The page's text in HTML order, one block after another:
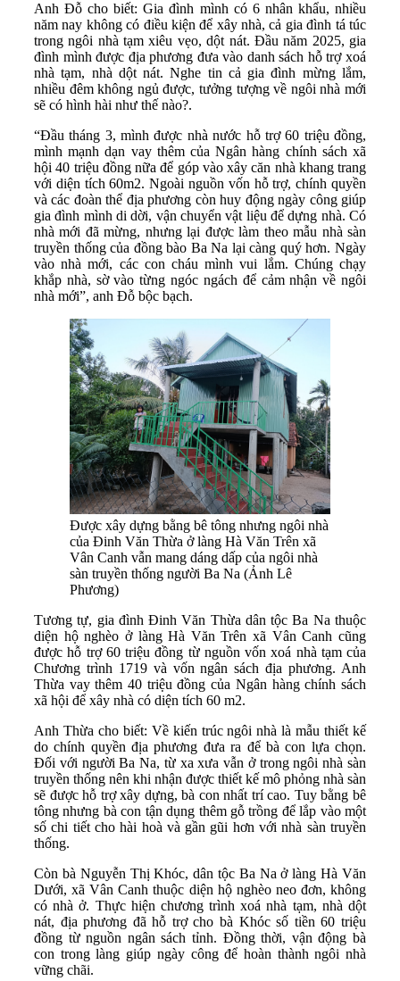
Anh Đỗ cho biết: Gia đình mình có 6 nhân khẩu, nhiều
năm nay không có điều kiện để xây nhà, cả gia đình tá túc
trong ngôi nhà tạm xiêu vẹo, dột nát. Đầu năm 2025, gia
đình mình được địa phương đưa vào danh sách hỗ trợ xoá
nhà tạm, nhà dột nát. Nghe tin cả gia đình mừng lắm,
nhiều đêm không ngủ được, tưởng tượng về ngôi nhà mới
sẽ có hình hài như thế nào?.
“Đầu tháng 3, mình được nhà nước hỗ trợ 60 triệu đồng,
mình mạnh dạn vay thêm của Ngân hàng chính sách xã
hội 40 triệu đồng nữa để góp vào xây căn nhà khang trang
với diện tích 60m2. Ngoài nguồn vốn hỗ trợ, chính quyền
và các đoàn thể địa phương còn huy động ngày công giúp
gia đình mình di dời, vận chuyển vật liệu để dựng nhà. Có
nhà mới đã mừng, nhưng lại được làm theo mẫu nhà sàn
truyền thống của đồng bào Ba Na lại càng quý hơn. Ngày
vào nhà mới, các con cháu mình vui lắm. Chúng chạy
khắp nhà, sờ vào từng ngóc ngách để cảm nhận về ngôi
nhà mới”, anh Đỗ bộc bạch.
Được xây dựng bằng bê tông nhưng ngôi nhà
của Đinh Văn Thừa ở làng Hà Văn Trên xã
Vân Canh vẫn mang dáng dấp của ngôi nhà
sàn truyền thống người Ba Na (Ảnh Lê
Phương)
Tương tự, gia đình Đinh Văn Thừa dân tộc Ba Na thuộc
diện hộ nghèo ở làng Hà Văn Trên xã Vân Canh cũng
được hỗ trợ 60 triệu đồng từ nguồn vốn xoá nhà tạm của
Chương trình 1719 và vốn ngân sách địa phương. Anh
Thừa vay thêm 40 triệu đồng của Ngân hàng chính sách
xã hội để xây nhà có diện tích 60 m2.
Anh Thừa cho biết: Về kiến trúc ngôi nhà là mẫu thiết kế
do chính quyền địa phương đưa ra để bà con lựa chọn.
Đối với người Ba Na, từ xa xưa vẫn ở trong ngôi nhà sàn
truyền thống nên khi nhận được thiết kế mô phỏng nhà sàn
sẽ được hỗ trợ xây dựng, bà con nhất trí cao. Tuy bằng bê
tông nhưng bà con tận dụng thêm gỗ trồng để lắp vào một
số chi tiết cho hài hoà và gần gũi hơn với nhà sàn truyền
thống.
Còn bà Nguyễn Thị Khóc, dân tộc Ba Na ở làng Hà Văn
Dưới, xã Vân Canh thuộc diện hộ nghèo neo đơn, không
có nhà ở. Thực hiện chương trình xoá nhà tạm, nhà dột
nát, địa phương đã hỗ trợ cho bà Khóc số tiền 60 triệu
đồng từ nguồn ngân sách tỉnh. Đồng thời, vận động bà
con trong làng giúp ngày công để hoàn thành ngôi nhà
vững chãi.